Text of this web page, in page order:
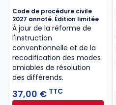
Code de procédure civile
2027 annoté. Édition limitée
À jour de la réforme de
l'instruction
conventionnelle et de la
recodification des modes
amiables de résolution
des différends.
37,00 € TTC